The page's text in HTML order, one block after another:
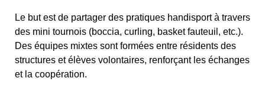
Le but est de partager des pratiques handisport à travers
des mini tournois (boccia, curling, basket fauteuil, etc.).
Des équipes mixtes sont formées entre résidents des
structures et élèves volontaires, renforçant les échanges
et la coopération.